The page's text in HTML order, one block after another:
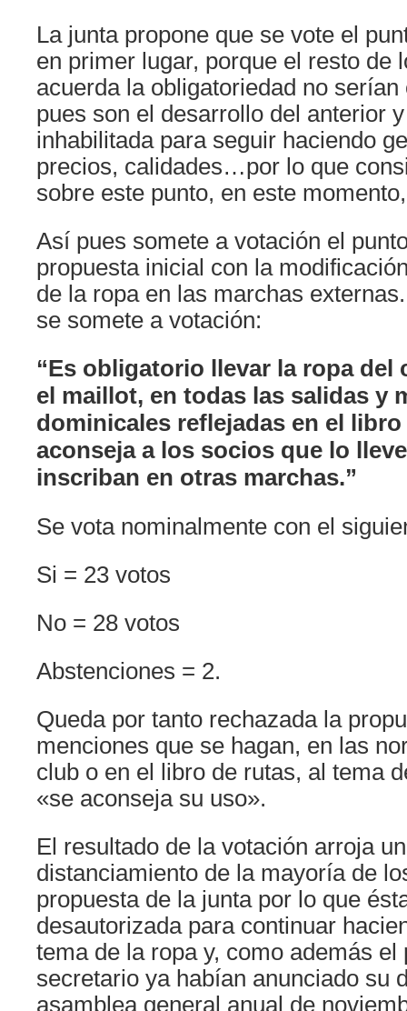
La junta propone que se vote el
en primer lugar, porque el resto de
acuerda la obligatoriedad no serían
pues son el desarrollo del anterior
inhabilitada para seguir haciendo
precios, calidades…por lo que
sobre este punto, en este
Así pues somete a votación el
propuesta inicial con la
de la ropa en las marchas
se somete a votación:
“Es obligatorio llevar la ropa del
el maillot, en todas las salidas y
dominicales reflejadas en el libro
aconseja a los socios que lo
inscriban en otras marchas.”
Se vota nominalmente con el
Si = 23 votos
No = 28 votos
Abstenciones = 2.
Queda por tanto rechazada la
menciones que se hagan, en las
club o en el libro de rutas, al tema
«se aconseja su uso».
El resultado de la votación arroja
distanciamiento de la mayoría de
propuesta de la junta por lo que
desautorizada para continuar
tema de la ropa y, como además el
secretario ya habían anunciado su
asamblea general anual de